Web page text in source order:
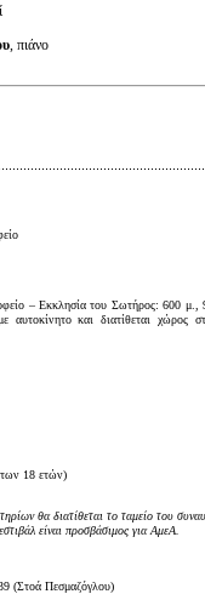
, πιάνο
– Εκκλησία του Σωτήρος: 600 μ.,
αυτοκίνητο και διατίθεται χώρος
18 ετών)
θα διατίθεται το ταμείο του
είναι προσβάσιμος για ΑμεΑ.
(Στοά Πεσμαζόγλου)